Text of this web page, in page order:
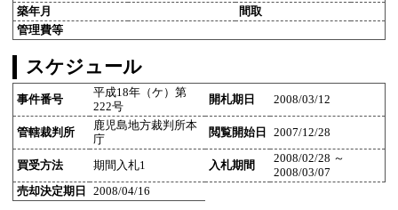
築年月
間取
管理費等
スケジュール
事件番号
平成18年（ケ）第
222号
開札期日 2008/03/12
管轄裁判所
鹿児島地方裁判所本
庁
閲覧開始日 2007/12/28
買受方法 期間入札1 入札期間
2008/02/28 ～
2008/03/07
売却決定期日
2008/04/16